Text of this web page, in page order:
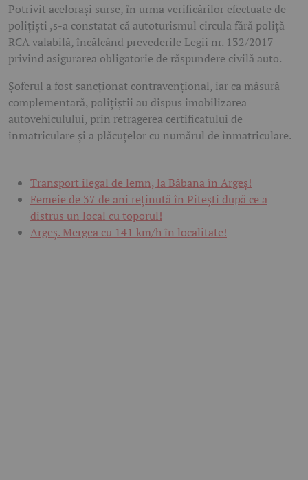
Potrivit acelorași surse, în urma verificărilor efectuate de
polițiști ,s-a constatat că autoturismul circula fără poliță
RCA valabilă, încălcând prevederile Legii nr. 132/2017
privind asigurarea obligatorie de răspundere civilă auto.
Șoferul a fost sancționat contravențional, iar ca măsură
complementară, polițiștii au dispus imobilizarea
autovehiculului, prin retragerea certificatului de
înmatriculare și a plăcuțelor cu numărul de înmatriculare.
Transport ilegal de lemn, la Băbana în Argeș!
Femeie de 37 de ani reținută în Pitești după ce a
distrus un local cu toporul!
Argeș. Mergea cu 141 km/h în localitate!